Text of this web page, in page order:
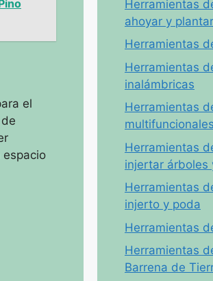
el
Herramientas
ahoyar y plantar
Herramientas
Herramientas
inalámbricas
Herramientas
multifuncionales
Herramientas
injertar árboles
Herramientas
injerto y poda
Herramientas
Herramientas
Barrena de